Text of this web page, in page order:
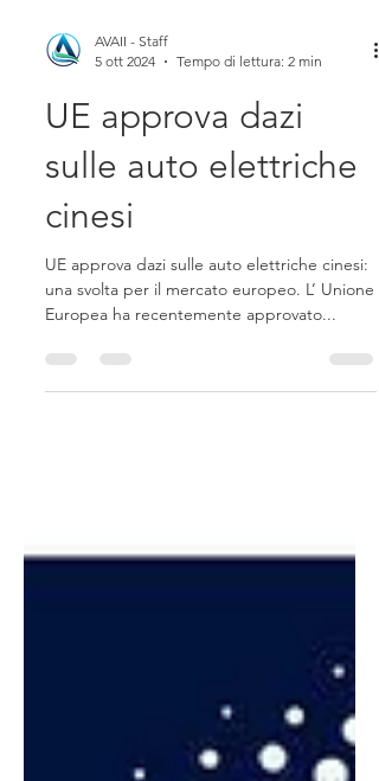
AVAII - Staff
Tempo di lettura: 2 min
UE approva dazi
sulle auto elettriche
cinesi
UE approva dazi sulle auto elettriche cinesi:
Europea ha recentemente approvato...